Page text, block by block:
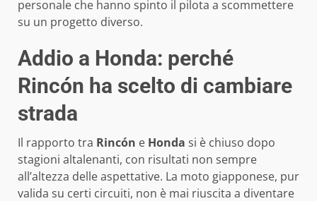
personale che hanno spinto il pilota a scommettere
su un progetto diverso.
Addio a Honda: perché
Rincón ha scelto di cambiare
strada
Il rapporto tra Rincón e Honda si è chiuso dopo
stagioni altalenanti, con risultati non sempre
all’altezza delle aspettative. La moto giapponese, pur
valida su certi circuiti, non è mai riuscita a diventare